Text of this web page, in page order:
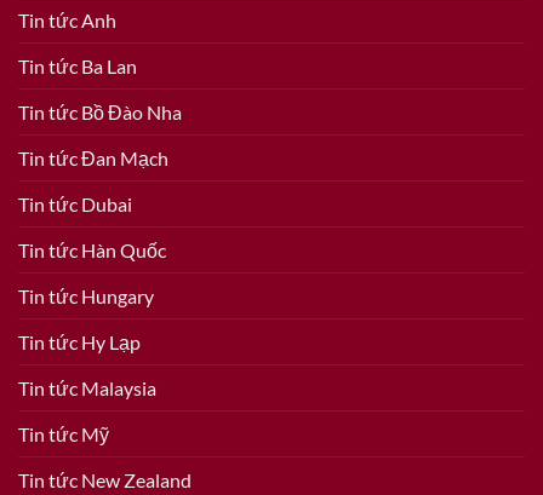
Tin tức Anh
Tin tức Ba Lan
Tin tức Bồ Đào Nha
Tin tức Đan Mạch
Tin tức Dubai
Tin tức Hàn Quốc
Tin tức Hungary
Tin tức Hy Lạp
Tin tức Malaysia
Tin tức Mỹ
Tin tức New Zealand